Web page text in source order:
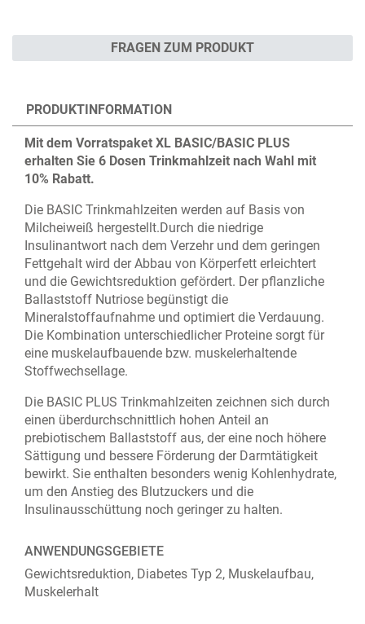
FRAGEN ZUM PRODUKT
PRODUKTINFORMATION
Mit dem Vorratspaket XL BASIC/BASIC PLUS
erhalten Sie 6 Dosen Trinkmahlzeit nach Wahl mit
10% Rabatt.
Die BASIC Trinkmahlzeiten werden auf Basis von
Milcheiweiß hergestellt.Durch die niedrige
Insulinantwort nach dem Verzehr und dem geringen
Fettgehalt wird der Abbau von Körperfett erleichtert
und die Gewichtsreduktion gefördert. Der pflanzliche
Ballaststoff Nutriose begünstigt die
Mineralstoffaufnahme und optimiert die Verdauung.
Die Kombination unterschiedlicher Proteine sorgt für
eine muskelaufbauende bzw. muskelerhaltende
Stoffwechsellage.
Die BASIC PLUS Trinkmahlzeiten zeichnen sich durch
einen überdurchschnittlich hohen Anteil an
prebiotischem Ballaststoff aus, der eine noch höhere
Sättigung und bessere Förderung der Darmtätigkeit
bewirkt. Sie enthalten besonders wenig Kohlenhydrate,
um den Anstieg des Blutzuckers und die
Insulinausschüttung noch geringer zu halten.
ANWENDUNGSGEBIETE
Gewichtsreduktion, Diabetes Typ 2, Muskelaufbau,
Muskelerhalt